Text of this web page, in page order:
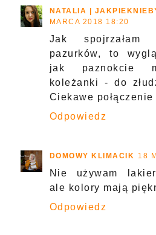
NATALIA |
MARCA 2018 18:20
Jak
pazurków, to
jak paznokcie
koleżanki - do
Ciekawe
Odpowiedz
DOMOWY KLIMACIK 18
Nie używam
ale kolory mają
Odpowiedz